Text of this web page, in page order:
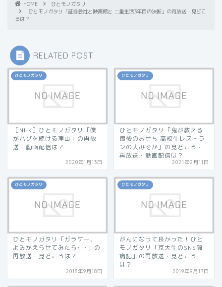
HOME
ひとモノガタリ
ひとモノガタリ「証券会社と映画館と 二重生活3年目の決断」の再放送・見どこ
ろは？
RELATED POST
ひとモノガタリ
［NHK］ひとモノガタリ「僕
がハグを続ける理由」の再放
送・動画配信は？
2020年1月13日
ひとモノガタリ
ひとモノガタリ「鬼が教える
最後のおせち 高校生レストラ
ンの大みそか」の見どころ・
再放送・動画配信は？
2021年2月11日
ひとモノガタリ
ひとモノガタリ「ガラケー、
よみがえらせてみたら･･･」の
再放送・見どころは？
2018年9月18日
ひとモノガタリ
がんになって良かった！ひと
モノガタリ「京大生のSNS闘
病記」の再放送・見どころ
は？
2019年9月17日